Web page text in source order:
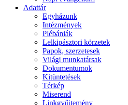
Adattár
Egyházunk
Intézmények
Plébániák
Lelkipásztori körzetek
Papok, szerzetesek
Világi munkatársak
Dokumentumok
Kitüntetések
Térkép
Miserend
Linkgyűjtemény